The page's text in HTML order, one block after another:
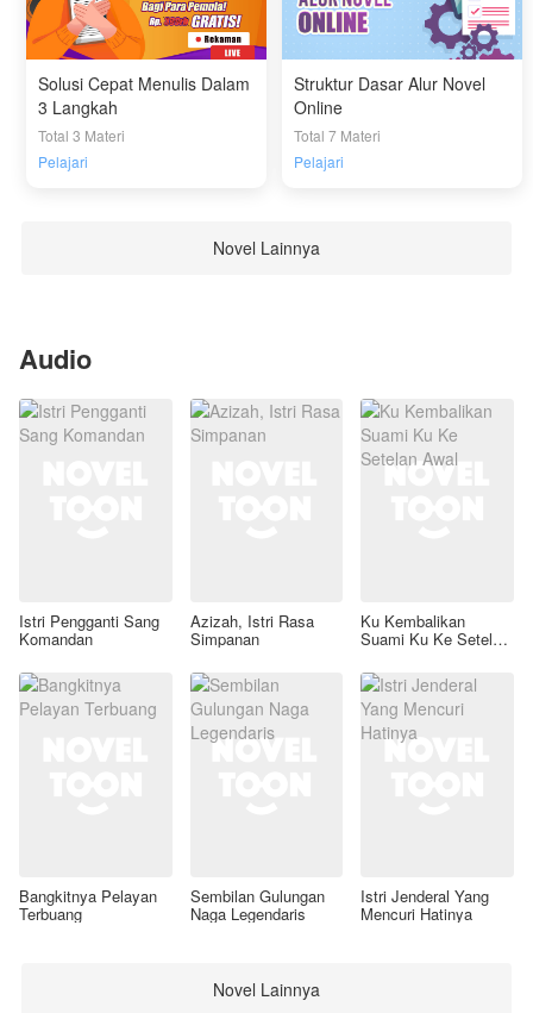
Solusi Cepat Menulis Dalam
3 Langkah
Total 3 Materi
Pelajari
Struktur Dasar Alur Novel
Online
Total 7 Materi
Pelajari
Novel Lainnya
Audio
Istri Pengganti Sang
Komandan
Azizah, Istri Rasa
Simpanan
Ku Kembalikan
Suami Ku Ke Setelan
Bangkitnya Pelayan
Terbuang
Sembilan Gulungan
Naga Legendaris
Istri Jenderal Yang
Mencuri Hatinya
Novel Lainnya